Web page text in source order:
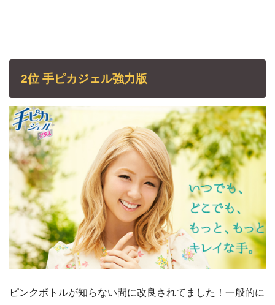
2位 手ピカジェル強力版
ピンクボトルが知らない間に改良されてました！一般的に